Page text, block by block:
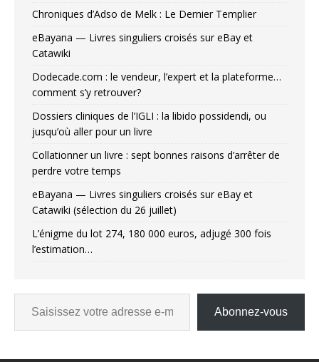
Chroniques d’Adso de Melk : Le Dernier Templier
eBayana — Livres singuliers croisés sur eBay et
Catawiki
Dodecade.com : le vendeur, l’expert et la plateforme…
comment s’y retrouver?
Dossiers cliniques de l’IGLI : la libido possidendi, ou
jusqu’où aller pour un livre
Collationner un livre : sept bonnes raisons d’arrêter de
perdre votre temps
eBayana — Livres singuliers croisés sur eBay et
Catawiki (sélection du 26 juillet)
L’énigme du lot 274, 180 000 euros, adjugé 300 fois
l’estimation…
Abonnez-vous